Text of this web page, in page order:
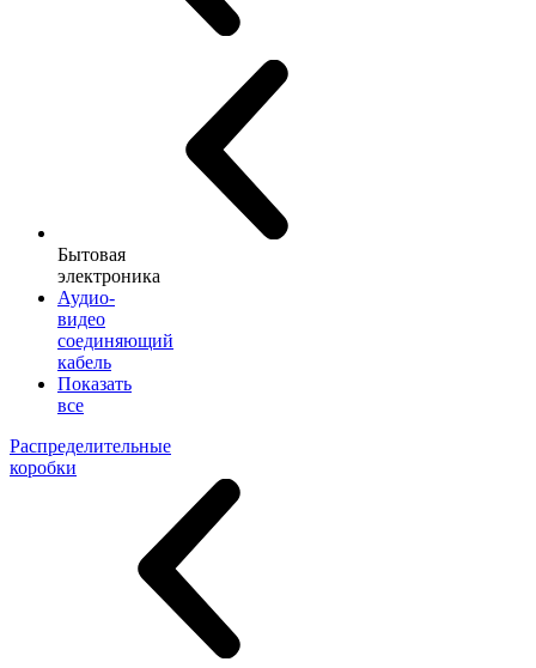
Бытовая
электроника
Аудио-
видео
соединяющий
кабель
Показать
все
Распределительные
коробки